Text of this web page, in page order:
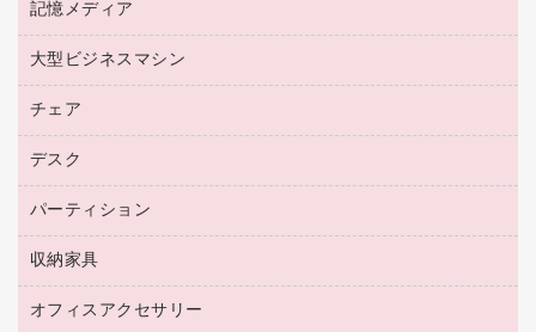
プリンタ用リボン
トナーカートリッジ
コピートナー
インクカートリッジ
ラベル用紙
プロッター用紙
ハガキ用紙
その他コピー用紙・プリンタ用紙
コピー用紙
インクジェットプリンタ用紙
マウスパッド
マウス
パソコンバッグ／収納用品
ネットワーク／ＬＡＮ機器
ネットワーク／ＬＡＮアクセサリー
セキュリティ用品
スマートフォン／モバイル周辺機器
電話機
レーザープリンタ／複合機
メモリーカード
プロジェクタ
ファクシミリ
デジタルカメラ
スキャナー
コピー機
記憶メディア
ブルーレイディスク
ＣＤ－ＲＷ
ＣＤ－Ｒ
メディア収納用品
大型ビジネスマシン
プリンタ
チェア
応接イス・ベンチ
オフィスチェア
デスク
ミーティングテーブル
デスク
カウンター
パーティション
ホワイトボード・黒板
収納家具
保管庫・書庫
オフィスアクセサリー